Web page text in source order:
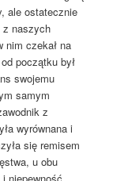
ale ostatecznie
z naszych
nim czekał na
początku był
swojemu
samym
z
wyrównana i
się remisem
u obu